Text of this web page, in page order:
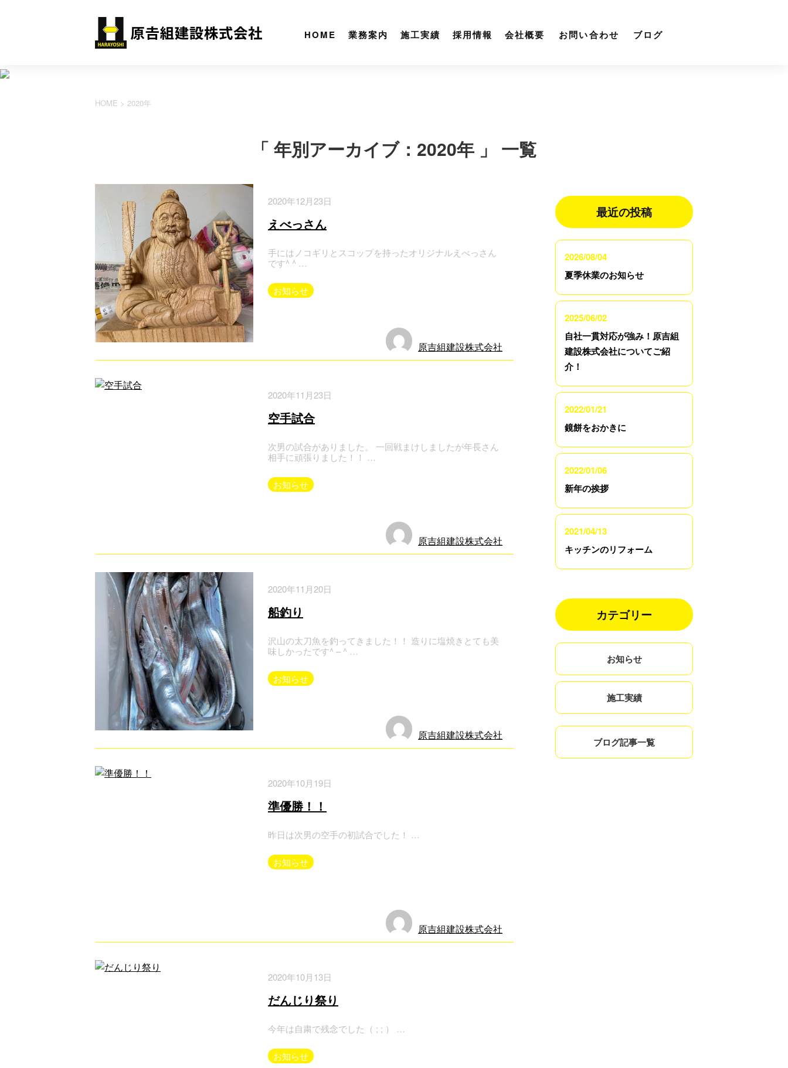
HOME 業務案内 施工実績 採用情報 会社概要 お問い合わせ ブログ
HOME > 2020年
「 年別アーカイブ：2020年 」 一覧
2020年12月23日
えべっさん
手にはノコギリとスコップを持ったオリジナルえべっさん
です^ ^ …
原吉組建設株式会社
お知らせ
2020年11月23日
空手試合
次男の試合がありました。 一回戦まけしましたが年長さん
相手に頑張りました！！ …
原吉組建設株式会社
お知らせ
2020年11月20日
船釣り
沢山の太刀魚を釣ってきました！！ 造りに塩焼きとても美
味しかったです^ – ^ …
原吉組建設株式会社
お知らせ
2020年10月19日
準優勝！！
昨日は次男の空手の初試合でした！ …
原吉組建設株式会社
お知らせ
2020年10月13日
だんじり祭り
今年は自粛で残念でした（ ; ; ） …
お知らせ
最近の投稿
2026/08/04
夏季休業のお知らせ
2025/06/02
自社一貫対応が強み！原吉組
建設株式会社についてご紹
介！
2022/01/21
鏡餅をおかきに
2022/01/06
新年の挨拶
2021/04/13
キッチンのリフォーム
カテゴリー
お知らせ
施工実績
ブログ記事一覧